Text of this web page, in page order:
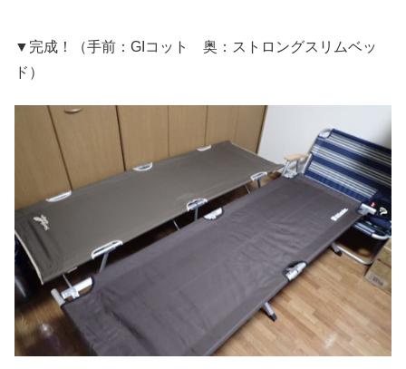
▼完成！（手前：GIコット 奥：ストロングスリムベッ
ド）